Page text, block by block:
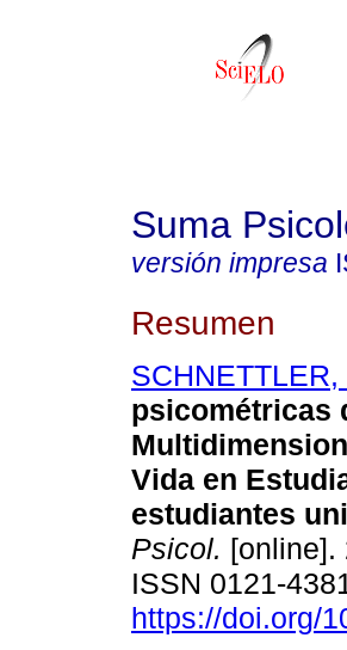
Suma
versión impresa
Resumen
SCHNETTLER,
psicométricas
Vida en
estudiantes
Psicol. [online].
ISSN 0121-
https://doi.org/